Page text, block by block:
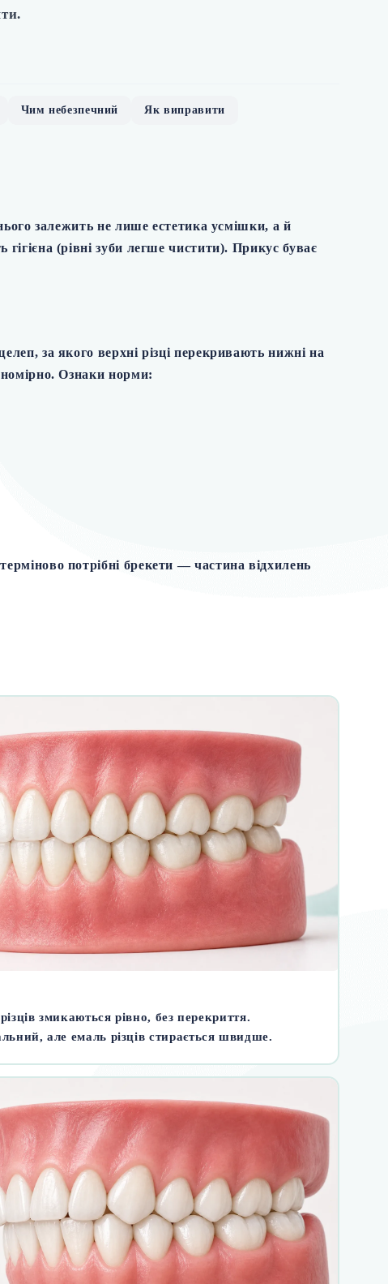
Чим небезпечний Як виправити
залежить не лише естетика усмішки, а й
(рівні зуби легше чистити). Прикус буває
за якого верхні різці перекривають нижні на
Ознаки норми:
потрібні брекети — частина відхилень
змикаються рівно, без перекриття.
але емаль різців стирається швидше.